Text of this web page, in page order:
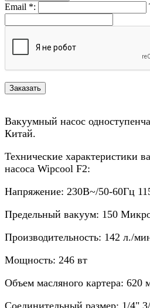
Email *:
Вакуумный насос
Китай.
Технические характеристики
насоса Wipcool F2:
Напряжение: 230В~/50-60Гц
Предельный вакуум: 150
Производительность: 142 л./
Мощность: 246 вт
Объем масляного картера: 620
Соединительный размер: 1/4"